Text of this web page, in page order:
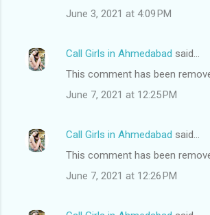
June 3, 2021 at 4:09 PM
Call Girls in Ahmedabad said…
This comment has been
June 7, 2021 at 12:25 PM
Call Girls in Ahmedabad said…
This comment has been
June 7, 2021 at 12:26 PM